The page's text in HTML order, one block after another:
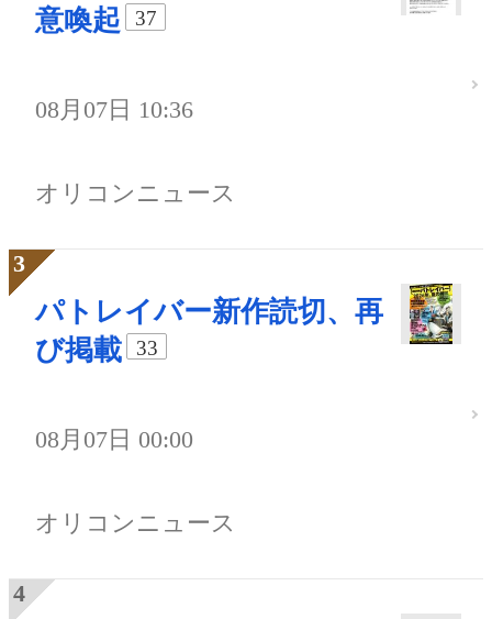
意喚起
37
08月07日 10:36
オリコンニュース
パトレイバー新作読切、再
び掲載
33
08月07日 00:00
オリコンニュース